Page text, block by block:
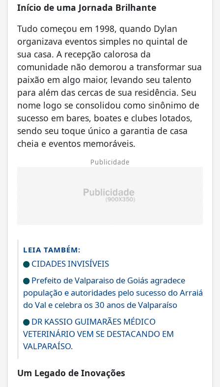
Início de uma Jornada Brilhante
Tudo começou em 1998, quando Dylan
organizava eventos simples no quintal de
sua casa. A recepção calorosa da
comunidade não demorou a transformar sua
paixão em algo maior, levando seu talento
para além das cercas de sua residência. Seu
nome logo se consolidou como sinônimo de
sucesso em bares, boates e clubes lotados,
sendo seu toque único a garantia de casa
cheia e eventos memoráveis.
Publicidade
LEIA TAMBÉM:
CIDADES INVISÍVEIS
Prefeito de Valparaiso de Goiás agradece
população e autoridades pelo sucesso do Arraiá
do Val e celebra os 30 anos de Valparaíso
DR KASSIO GUIMARÃES MÉDICO
VETERINÁRIO VEM SE DESTACANDO EM
VALPARAÍSO.
Um Legado de Inovações